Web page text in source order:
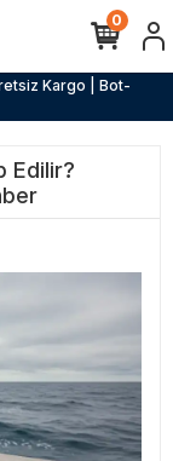
Kargo | Bot-
0
Edilir?